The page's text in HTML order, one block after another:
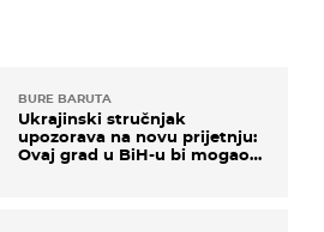
BURE BARUTA
Ukrajinski stručnjak
upozorava na novu prijetnju:
Ovaj grad u BiH-u bi mogao